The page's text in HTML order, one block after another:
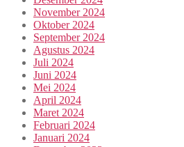
November 2024
Oktober 2024
September 2024
Agustus 2024
Juli 2024
Juni 2024
Mei 2024
April 2024
Maret 2024
Februari 2024
Januari 2024